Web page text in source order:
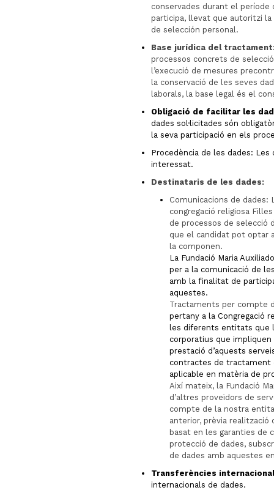
conservades durant el
participa, llevat que autoritzi
de selección personal.
Base jurídica del
processos concrets de
l’execució de mesures
la conservació de les seves
laborals, la base legal és el
Obligació de facilitar les
dades sol·licitades són
la seva participació en els
Procedència de les dades:
interessat.
Destinataris de les dades:
Comunicacions de dades:
congregació religiosa
de processos de selecció
que el candidat pot optar
la componen.
La Fundació Maria
per a la comunicació de
amb la finalitat de
aquestes.
Tractaments per compte
pertany a la Congregació
les diferents entitats que
corporatius que impliquen
prestació d’aquests
contractes de tractament
aplicable en matèria de
Així mateix, la Fundació
d’altres proveïdors de
compte de la nostra
anterior, prèvia
basat en les garanties de
protecció de dades,
de dades amb aquestes
Transferències
internacionals de dades.